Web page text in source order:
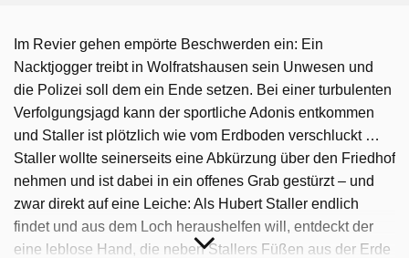
Im Revier gehen empörte Beschwerden ein: Ein
Nacktjogger treibt in Wolfratshausen sein Unwesen und
die Polizei soll dem ein Ende setzen. Bei einer turbulenten
Verfolgungsjagd kann der sportliche Adonis entkommen
und Staller ist plötzlich wie vom Erdboden verschluckt …
Staller wollte seinerseits eine Abkürzung über den Friedhof
nehmen und ist dabei in ein offenes Grab gestürzt – und
zwar direkt auf eine Leiche: Als Hubert Staller endlich
findet und aus dem Loch heraushelfen will, entdeckt der
eine leblose Hand, die neben Stallers Füßen aus der Erde